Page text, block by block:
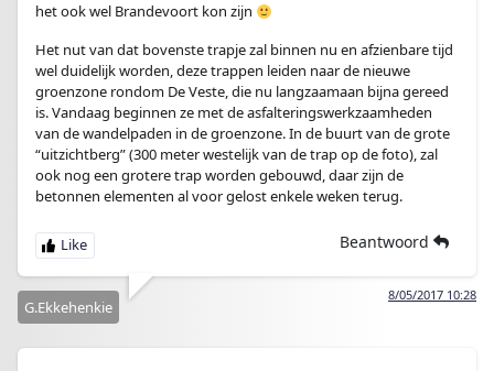
het ook wel Brandevoort kon zijn
Het nut van dat bovenste trapje zal binnen nu en afzienbare tijd
wel duidelijk worden, deze trappen leiden naar de nieuwe
groenzone rondom De Veste, die nu langzaamaan bijna gereed
is. Vandaag beginnen ze met de asfalteringswerkzaamheden
van de wandelpaden in de groenzone. In de buurt van de grote
“uitzichtberg” (300 meter westelijk van de trap op de foto), zal
ook nog een grotere trap worden gebouwd, daar zijn de
betonnen elementen al voor gelost enkele weken terug.
Beantwoord
8/05/2017 10:28
G.Ekkehenkie